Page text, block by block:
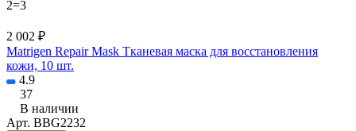
2=3
2 002 ₽
Matrigen Repair Mask Тканевая маска для восстановления
кожи, 10 шт.
4.9
37
В наличии
Арт. BBG2232